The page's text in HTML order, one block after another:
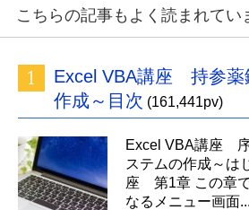
こちらの記事もよく読まれてい
Excel VBA講座 持参薬
作成～目次 (161,441pv)
Excel VBA講座
ステムの作成～は
座 第1章 この章
なるメニュー画面...